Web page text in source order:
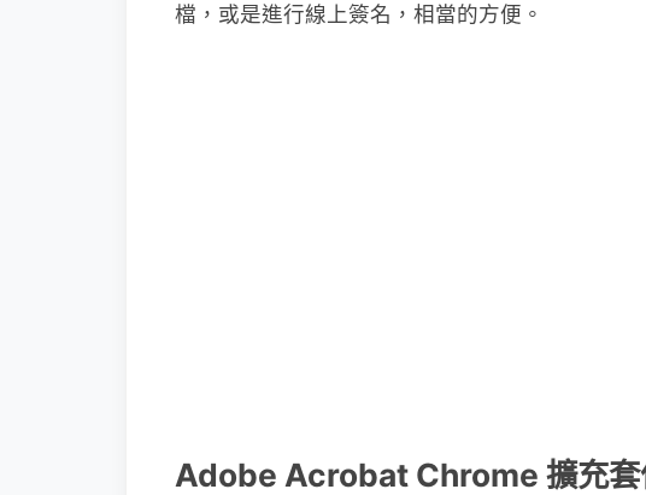
檔，或是進行線上簽名，相當的方便。
Adobe Acrobat Chrome 擴充套